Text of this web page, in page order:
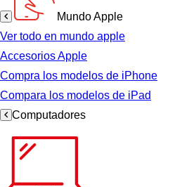
Mundo Apple
Ver todo en mundo apple
Accesorios Apple
Compra los modelos de iPhone
Compara los modelos de iPad
Computadores